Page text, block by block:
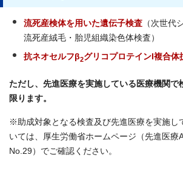
流死産検体を用いた遺伝子検査 （次世代
流死産絨毛・胎児組織染色体検査）
抗ネオセルフβ2グリコプロテインI複合体
ただし、先進医療を実施している医療機関で
限ります。
※助成対象となる検査及び先進医療を実施し
いては、厚生労働省ホームページ（先進医療
No.29）でご確認ください。